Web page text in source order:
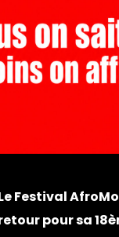
Festival
pour sa